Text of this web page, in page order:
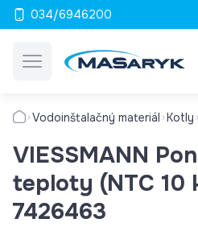
034/6946200
Vodoinštalačný materiál Kotly
VIESSMANN
teploty (NTC 10
7426463